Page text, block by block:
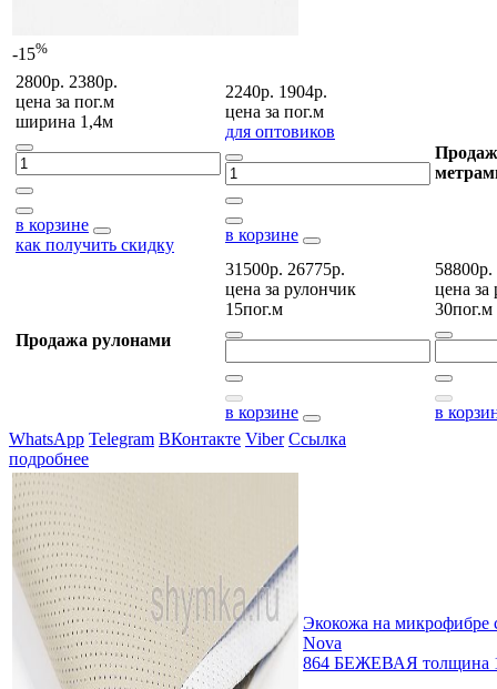
-15%
2800р. 2380р.
цена за пог.м
ширина 1,4м
в корзине
как получить скидку
2240р. 1904р.
цена за пог.м
для оптовиков
в корзине
Продажа рулонами
31500р. 26775р.
цена за рулончик
15пог.м
в корзине
58800р.
цена за
30пог.м
в
WhatsApp Telegram ВКонтакте Viber Ссылка
подробнее
Экокожа на микрофибре
Nova
864 БЕЖЕВАЯ толщина